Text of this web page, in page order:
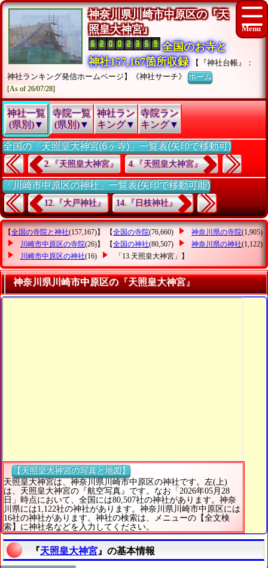
神奈川県川崎市中原区の『天
照皇大神宮』
全国のお寺と
神社157,167箇所収録
【『神社台帳』：
神社ランキング発信ホームページ】《神社サーチ》ホーム
[As of 26/07/28]
神社一覧
(県別)▼
寺院一覧
(県別)▼
神社ラン
キング▼
寺院ラン
キング▼
全国の「天照皇大神宮(6ヶ寺)」一覧表(矢印で移動可)
2.『天照皇大神宮』 4.『天照皇大神宮』
「川崎市中原区の神社」一覧表(矢印で移動可能)
12.『大戸神社』 14.『日枝神社』
【全国の寺院と神社(157,167)】 【全国の寺院(76,660) 神奈川県の寺院(1,905)
川崎市中原区の寺院(26)】 【全国の神社(80,507) 神奈川県の神社(1,122)
川崎市中原区の神社(16) 「13.天照皇大神宮」 】
神奈川県川崎市中原区の『天照皇大神宮』
【天照皇大神宮の写真と地図】
天照皇大神宮は、神奈川県川崎市中原区の神社です。左(上)
は、天照皇大神宮の『航空写真』です。なお「2026年05月28
日」時点において、全国には80,507社の神社があります。神奈
川県には1,122社の神社があります。神奈川県川崎市中原区には
16社の神社があります。神社の検索は、メニューの【全文検
索】に神社名などを入力してください。
『天照皇大神宮 』の基本情報